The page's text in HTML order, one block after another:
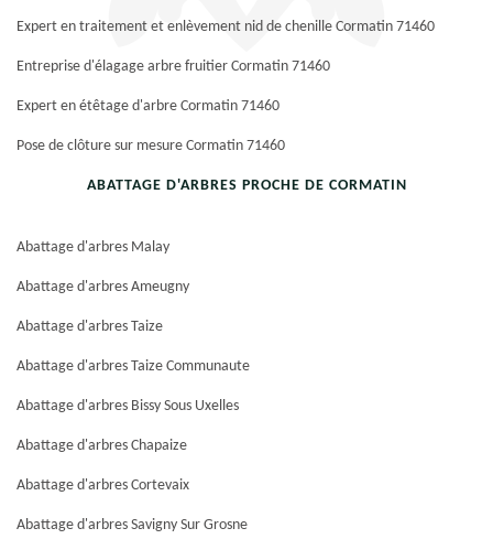
Expert en traitement et enlèvement nid de chenille Cormatin 71460
Entreprise d'élagage arbre fruitier Cormatin 71460
Expert en étêtage d'arbre Cormatin 71460
Pose de clôture sur mesure Cormatin 71460
ABATTAGE D'ARBRES PROCHE DE CORMATIN
Abattage d'arbres Malay
Abattage d'arbres Ameugny
Abattage d'arbres Taize
Abattage d'arbres Taize Communaute
Abattage d'arbres Bissy Sous Uxelles
Abattage d'arbres Chapaize
Abattage d'arbres Cortevaix
Abattage d'arbres Savigny Sur Grosne